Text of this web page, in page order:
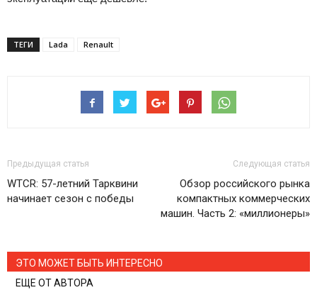
ТЕГИ Lada Renault
Предыдущая статья
WTCR: 57-летний Тарквини
начинает сезон с победы
Следующая статья
Обзор российского рынка
компактных коммерческих
машин. Часть 2: «миллионеры»
ЭТО МОЖЕТ БЫТЬ ИНТЕРЕСНО
ЕЩЕ ОТ АВТОРА